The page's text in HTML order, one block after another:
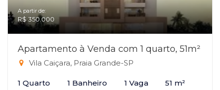
A partir de:
R$ 350.000
Apartamento à Venda com 1 quarto, 51m²
Vila Caiçara, Praia Grande-SP
1 Quarto 1 Banheiro 1 Vaga 51 m²